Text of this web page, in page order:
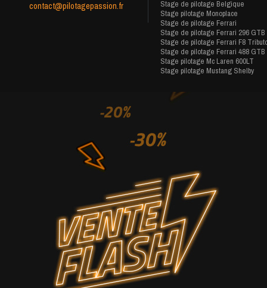
contact@pilotagepassion.fr Stage de pilotage Belgique
Stage pilotage Monoplace
Stage de pilotage Ferrari
Stage de pilotage Ferrari 296 GTB
Stage de pilotage Ferrari F8
Stage de pilotage Ferrari 488 GTB
Stage pilotage Mc Laren 600LT
Stage pilotage Mustang Shelby